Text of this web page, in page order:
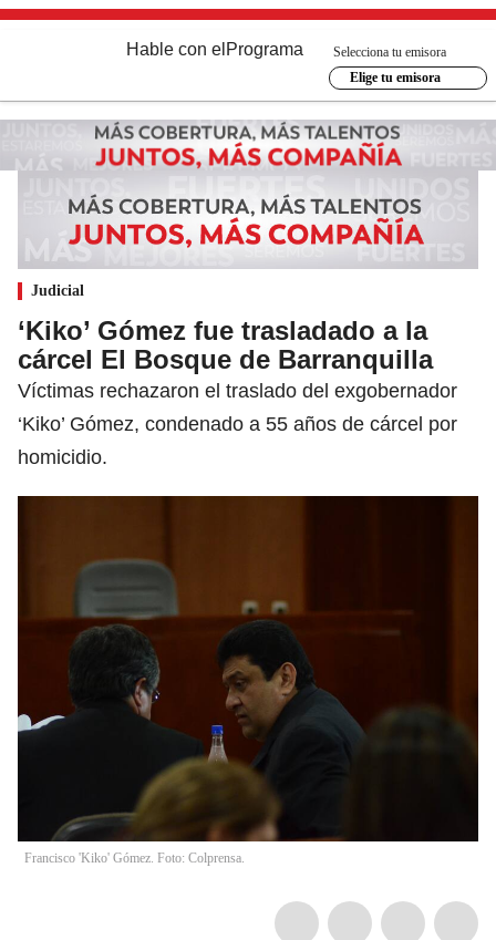
Hable con el Programa
Selecciona tu emisora
Elige tu emisora
Judicial
‘Kiko’ Gómez fue trasladado a la
cárcel El Bosque de Barranquilla
Víctimas rechazaron el traslado del exgobernador
‘Kiko’ Gómez, condenado a 55 años de cárcel por
homicidio.
Francisco 'Kiko' Gómez. Foto: Colprensa.